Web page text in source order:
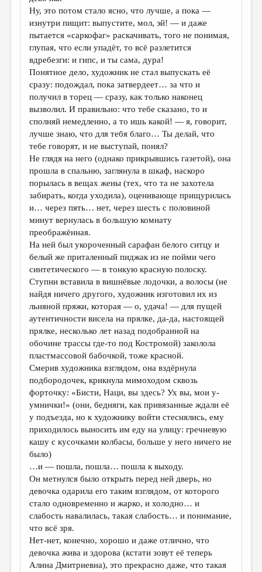
Ну, это потом стало ясно, что лучше, а пока —
изнутри пищит: выпустите, мол, эй! — и даже
пытается «саркофаг» раскачивать, того не понимая,
глупая, что если упадёт, то всё разлетится
вдребезги: и гипс, и ты сама, дура!
Понятное дело, художник не стал выпускать её
сразу: подождал, пока затвердеет… за что и
получил в торец — сразу, как только наконец
вызволил. И правильно: что тебе сказано, то и
сполняй немедленно, а то ишь какой! — я, говорит,
лучше знаю, что для тебя благо… Ты делай, что
тебе говорят, и не выступай, понял?
Не глядя на него (однако прикрывшись газетой), она
прошла в спальню, заглянула в шкаф, наскоро
порылась в вещах жены (тех, что та не захотела
забирать, когда уходила), оценивающе прищурилась
и… через пять… нет, через шесть с половиной
минут вернулась в большую комнату
преображённая.
На ней был укороченный сарафан белого ситцу и
белый же приталенный пиджак из не пойми чего
синтетического — в тонкую красную полоску.
Ступни вставила в вишнёвые лодочки, а волосы (не
найдя ничего другого, художник изготовил их из
льняной пряжи, которая — о, удача! — для пущей
аутентичности висела на прялке, да-да, настоящей
прялке, несколько лет назад подобранной на
обочине трассы где-то под Костромой) заколола
пластмассовой бабочкой, тоже красной.
Смерив художника взглядом, она вздёрнула
подбородочек, крикнула мимоходом сквозь
форточку: «Бисти, Наци, вы здесь? Ух вы, мои у-
умнички!» (они, бедняги, как привязанные ждали её
у подъезда, но к художнику войти стеснялись, ему
приходилось выносить им еду на улицу: гречневую
кашу с кусочками колбасы, больше у него ничего не
было)
…и — пошла, пошла… пошла к выходу.
Он метнулся было открыть перед ней дверь, но
девочка одарила его таким взглядом, от которого
стало одновременно и жарко, и холодно… и
слабость навалилась, такая слабость… и понимание,
что всё зря.
Нет-нет, конечно, хорошо и даже отлично, что
девочка жива и здорова (кстати зовут её теперь
Алина Дмитриевна), это прекрасно даже, что такая